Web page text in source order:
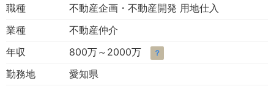
職種
不動産企画・不動産開発 用地仕入
業種
不動産仲介
年収
800万～2000万 ？
勤務地 愛知県